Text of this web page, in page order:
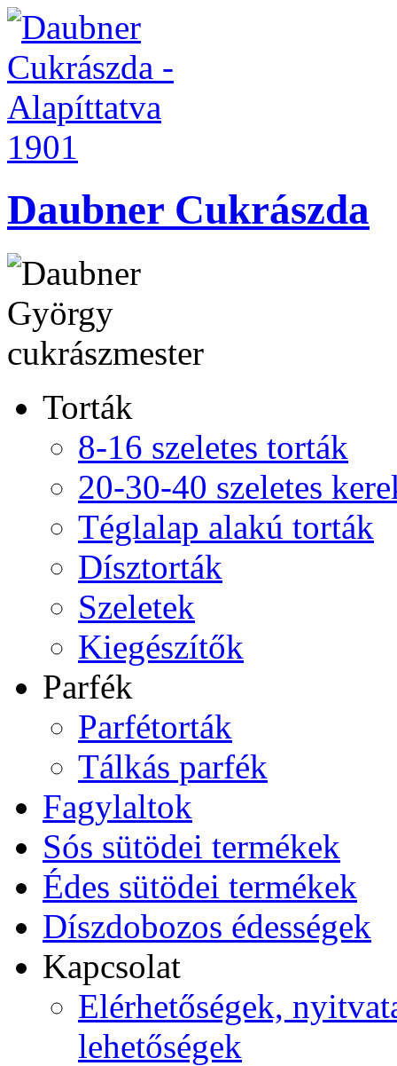
Daubner Cukrászda
Torták
8-16 szeletes torták
20-30-40 szeletes
Téglalap alakú torták
Dísztorták
Szeletek
Kiegészítők
Parfék
Parfétorták
Tálkás parfék
Fagylaltok
Sós sütödei termékek
Édes sütödei termékek
Díszdobozos édességek
Kapcsolat
Elérhetőségek,
lehetőségek